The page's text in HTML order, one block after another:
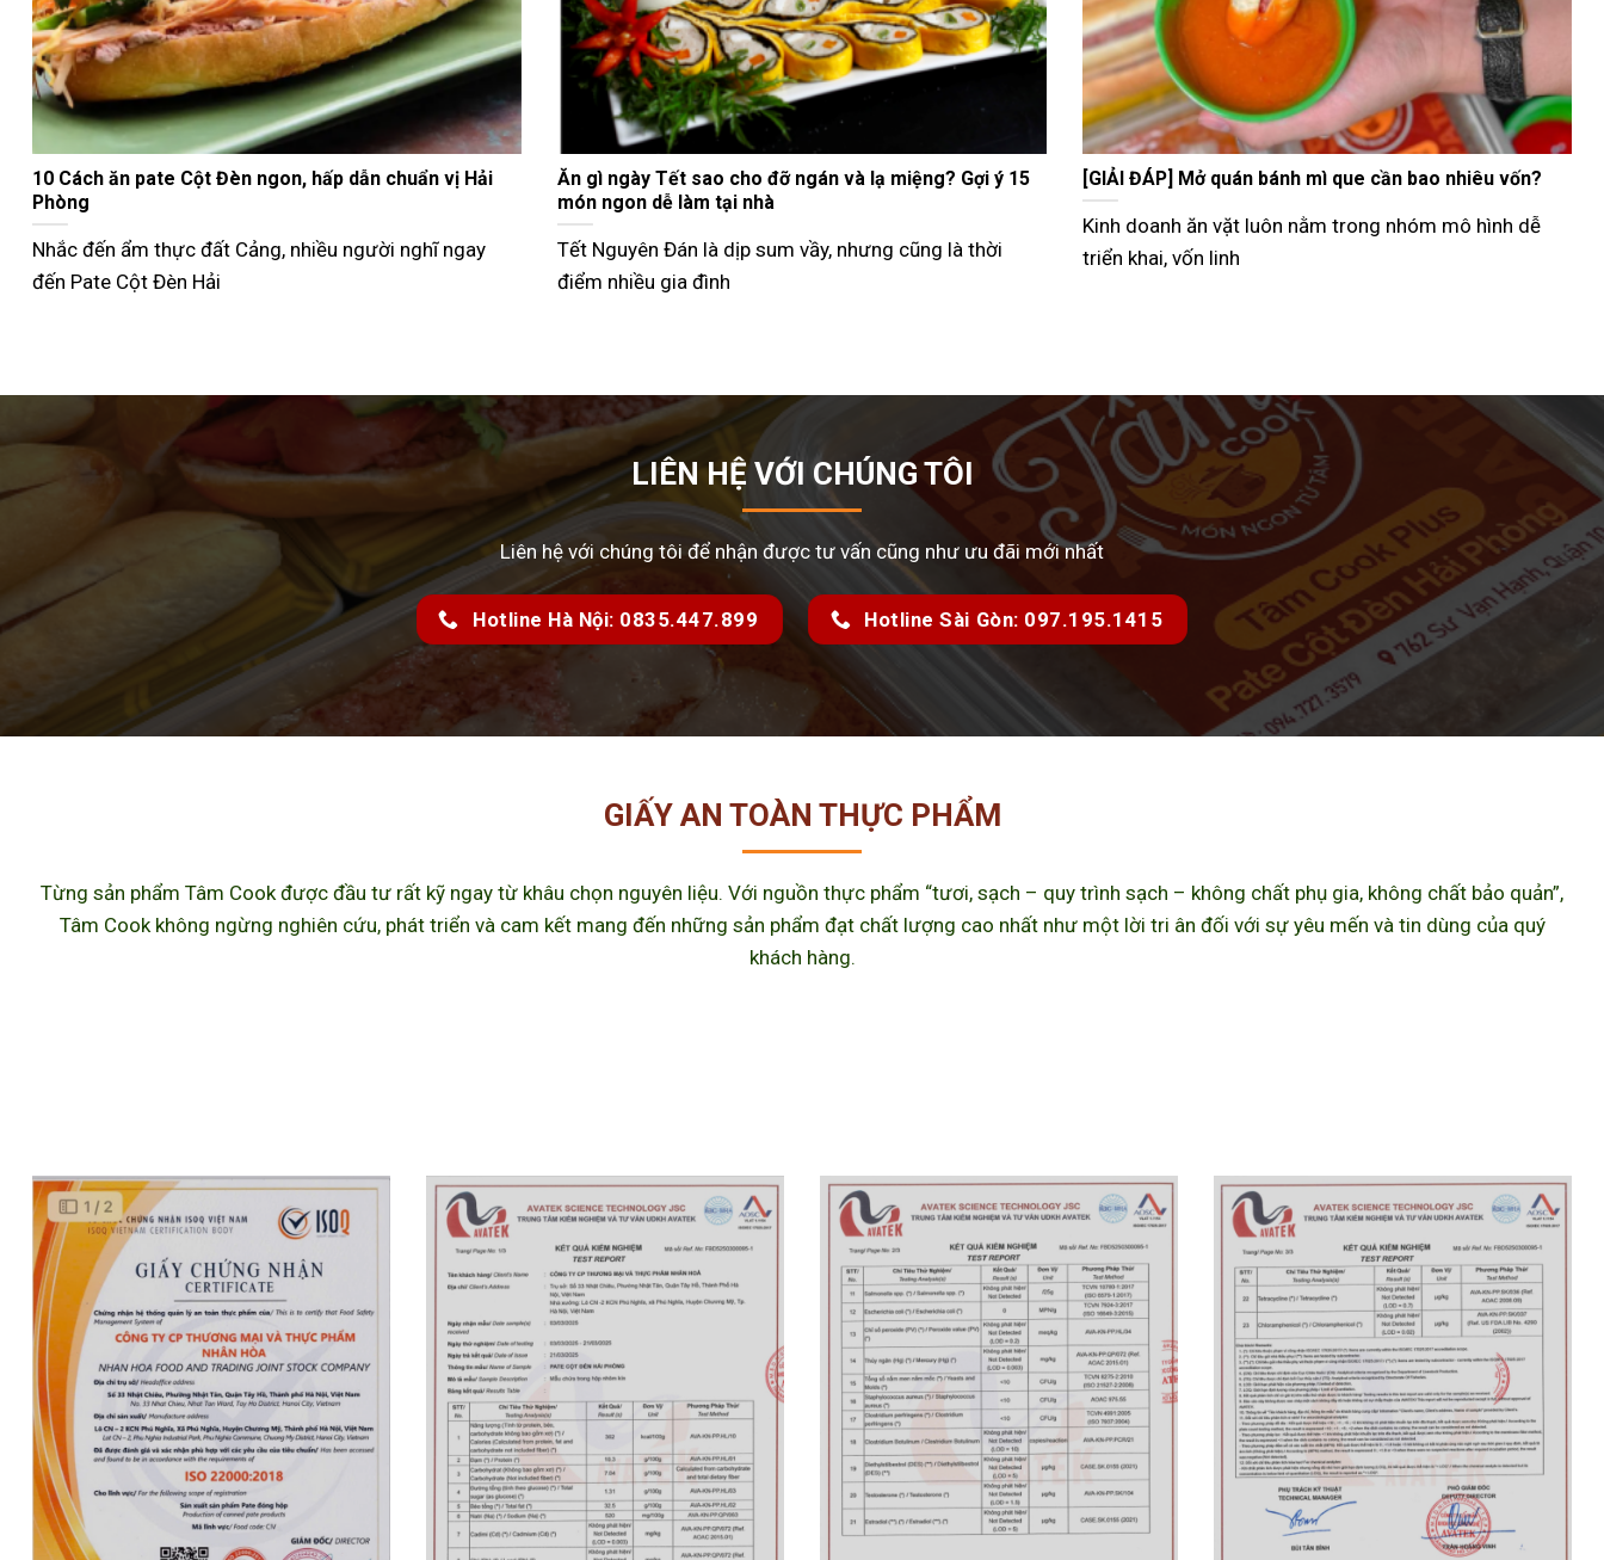
Nướng bánh mì que bằng nồi chiên không dầu giòn
ngon như ngoài tiệm
Không phải ai cũng biết cách nướng bánh mì que bằng
nồi chiên không dầu
Gợi ý các món đãi khách ngày Tết đầy đủ 3 miền
Tết Nguyên Đán không chỉ là dịp đoàn viên mà còn là
thời điểm các
Tư vấn bán bánh mì que vỉa hè từ A–Z hiệu quả nhất
Hiện nay, nhiều người lựa chọn mô hình bán bánh mì
que vỉa hè như
LIÊN HỆ VỚI CHÚNG TÔI
Liên hệ với chúng tôi để nhận được tư vấn cũng như ưu đãi mới nhất
Hotline Hà Nội: 0835.447.899 Hotline Sài Gòn: 097.195.1415
GIẤY AN TOÀN THỰC PHẨM
Từng sản phẩm Tâm Cook được đầu tư rất kỹ ngay từ khâu chọn nguyên liệu. Với nguồn thực phẩm “tươi, sạch – quy trình sạch – không chất phụ gia, không chất bảo quản”,
Tâm Cook không ngừng nghiên cứu, phát triển và cam kết mang đến những sản phẩm đạt chất lượng cao nhất như một lời tri ân đối với sự yêu mến và tin dùng của quý
khách hàng.